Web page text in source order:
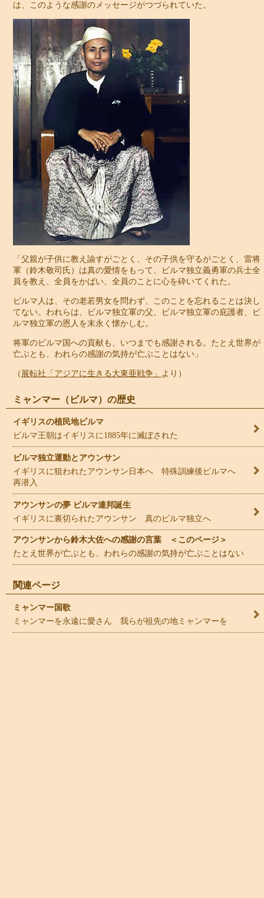
は、このような感謝のメッセージがつづられていた。
「父親が子供に教え諭すがごとく、その子供を守るがごとく、雷将
軍（鈴木敬司氏）は真の愛情をもって、ビルマ独立義勇軍の兵士全
員を教え、全員をかばい、全員のことに心を砕いてくれた。
ビルマ人は、その老若男女を問わず、このことを忘れることは決し
てない。われらは、ビルマ独立軍の父、ビルマ独立軍の庇護者、ビ
ルマ独立軍の恩人を末永く懐かしむ。
将軍のビルマ国への貢献も、いつまでも感謝される。たとえ世界が
亡ぶとも、われらの感謝の気持が亡ぶことはない」
（ 展転社「アジアに生きる大東亜戦争」 より）
ミャンマー（ビルマ）の歴史
イギリスの植民地ビルマ
ビルマ王朝はイギリスに1885年に滅ぼされた
ビルマ独立運動とアウンサン
イギリスに狙われたアウンサン日本へ 特殊訓練後ビルマへ
再潜入
アウンサンの夢 ビルマ連邦誕生
イギリスに裏切られたアウンサン 真のビルマ独立へ
アウンサンから鈴木大佐への感謝の言葉 ＜このページ＞
たとえ世界が亡ぶとも、われらの感謝の気持が亡ぶことはない
関連ページ
ミャンマー国歌
ミャンマーを永遠に愛さん 我らが祖先の地ミャンマーを